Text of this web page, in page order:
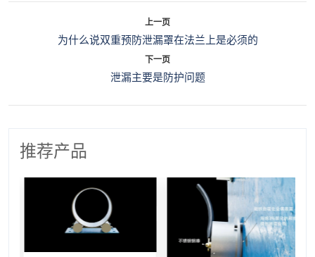
上一页
为什么说双重预防泄漏罩在法兰上是必须的
下一页
泄漏主要是防护问题
推荐产品